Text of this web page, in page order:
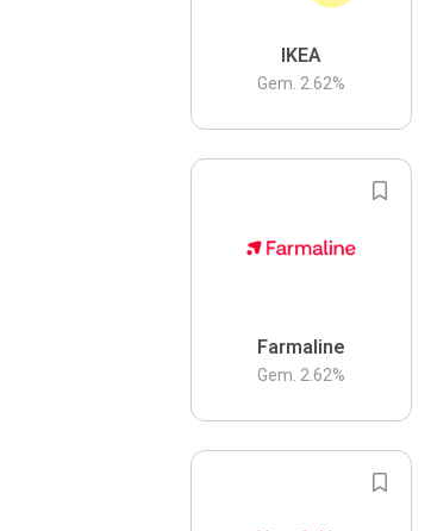
IKEA
Gem. 2.62%
Farmaline
Gem. 2.62%